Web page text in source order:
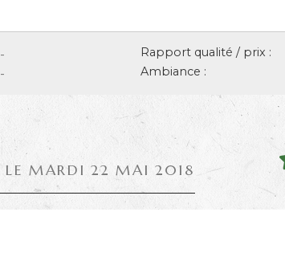
- Rapport qualité / prix :
- Ambiance :
LE MARDI 22 MAI 2018